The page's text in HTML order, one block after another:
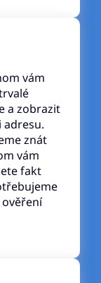
vám
a zobrazit
adresu.
znát
vám
fakt